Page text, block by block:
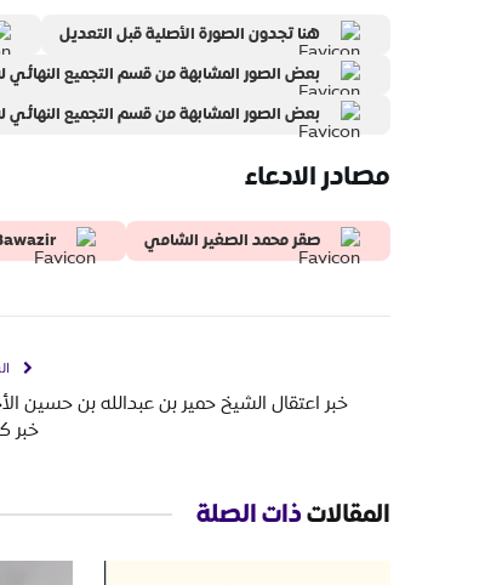
هنا تجدون الصورة الأصلية قبل التعديل
بعض الصور المشابهة من قسم التجميع النهائي
بعض الصور المشابهة من قسم التجميع النهائي
مصادر الادعاء
صقر محمد الصغير الشامي
خبر اعتقال الشيخ حمير بن عبدالله بن حسين
خبر
المقالاتذات الصلة